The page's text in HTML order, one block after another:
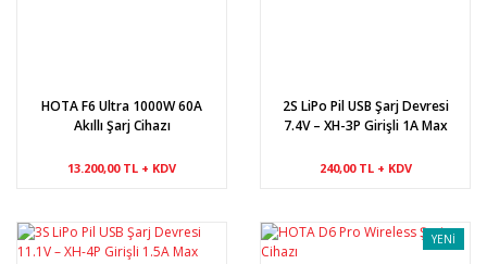
HOTA F6 Ultra 1000W 60A
Akıllı Şarj Cihazı
13.200,00 TL + KDV
2S LiPo Pil USB Şarj Devresi
7.4V – XH-3P Girişli 1A Max
240,00 TL + KDV
YENİ